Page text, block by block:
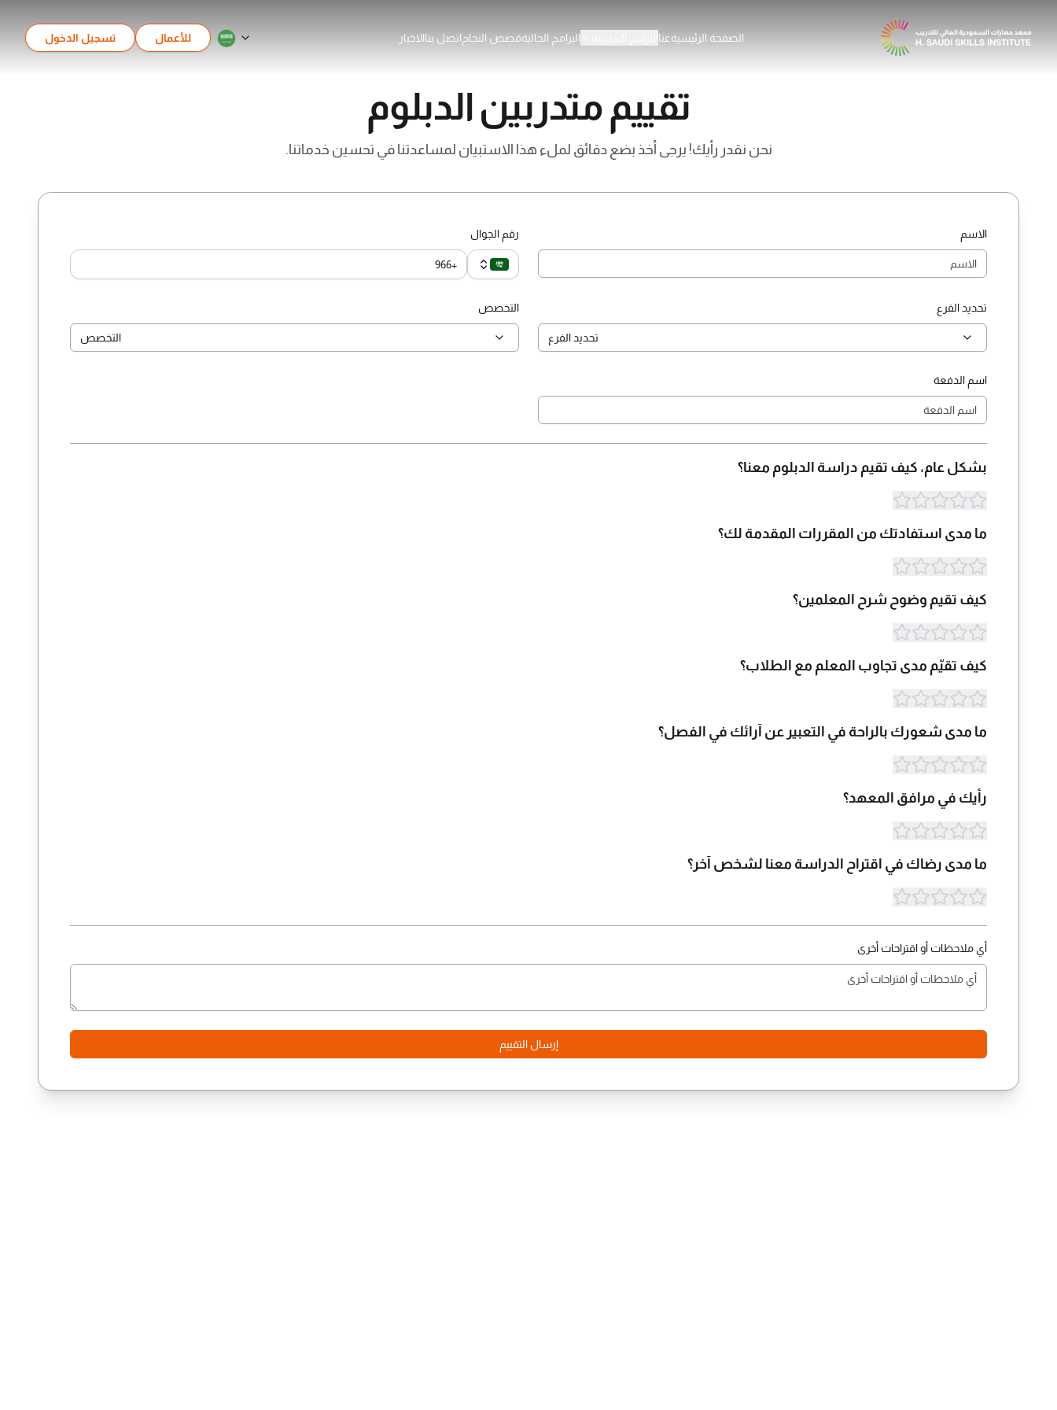
الصفحة الرئيسيةعنا البرامج الحاليةقصص النجاحاتصل بناالاخبار للأعمال تسجيل الدخول
تقييم متدربين الدبلوم
نحن نقدر رأيك! يرجى أخذ بضع دقائق لملء هذا الاستبيان لمساعدتنا في تحسين خدماتنا.
الاسم رقم الجوال
تحديد الفرع
تحديد الفرع
التخصص
التخصص
اسم الدفعة
بشكل عام، كيف تقيم دراسة الدبلوم معنا؟
ما مدى استفادتك من المقررات المقدمة لك؟
كيف تقيم وضوح شرح المعلمين؟
كيف تقيّم مدى تجاوب المعلم مع الطلاب؟
ما مدى شعورك بالراحة في التعبير عن آرائك في الفصل؟
رأيك في مرافق المعهد؟
ما مدى رضاك في اقتراح الدراسة معنا لشخص آخر؟
أي ملاحظات أو اقتراحات أخرى
إرسال التقييم